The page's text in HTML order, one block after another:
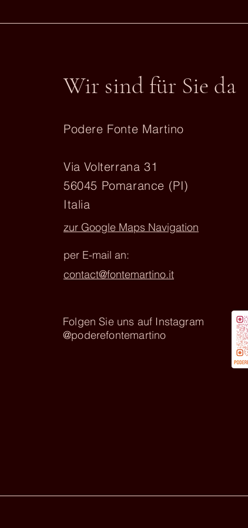
Wir sind für Sie da
Podere Fonte Martino
Via Volterrana 31
56045 Pomarance (PI)
Italia
zur Google Maps Navigation
per E-mail an:
contact@fontemartino.it
Folgen Sie uns auf Instagram
@poderefontemartino